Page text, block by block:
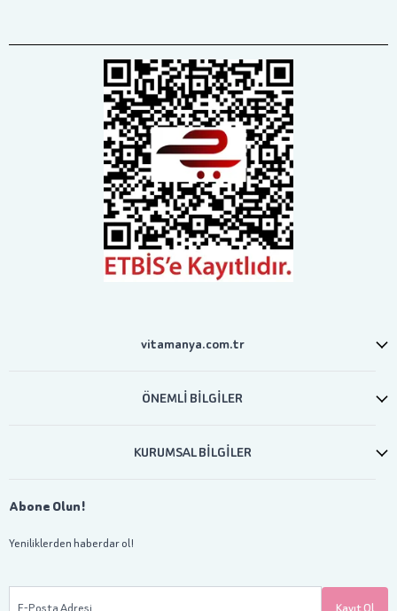
vitamanya.com.tr
ÖNEMLİ BİLGİLER
KURUMSAL BİLGİLER
Abone Olun!
Yeniliklerden haberdar ol!